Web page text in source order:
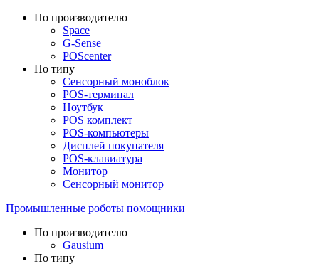
По производителю
Space
G-Sense
POScenter
По типу
Сенсорный моноблок
POS-терминал
Ноутбук
POS комплект
POS-компьютеры
Дисплей покупателя
POS-клавиатура
Монитор
Сенсорный монитор
Промышленные роботы помощники
По производителю
Gausium
По типу